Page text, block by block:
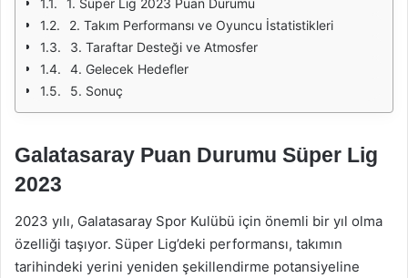
1. Süper Lig 2023 Puan Durumu
2. Takım Performansı ve Oyuncu İstatistikleri
3. Taraftar Desteği ve Atmosfer
4. Gelecek Hedefler
5. Sonuç
Galatasaray Puan Durumu Süper Lig
2023
2023 yılı, Galatasaray Spor Kulübü için önemli bir yıl olma
özelliği taşıyor. Süper Lig’deki performansı, takımın
tarihindeki yerini yeniden şekillendirme potansiyeline